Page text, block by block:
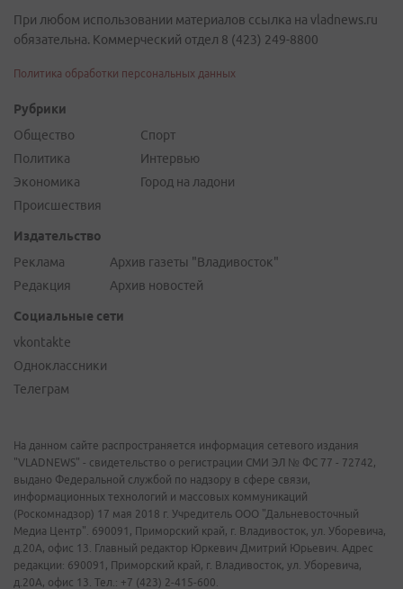
При любом использовании материалов ссылка на vladnews.ru
обязательна. Коммерческий отдел 8 (423) 249-8800
Политика обработки персональных данных
Рубрики
Общество
Политика
Экономика
Происшествия
Спорт
Интервью
Город на ладони
Издательство
Реклама
Редакция
Архив газеты "Владивосток"
Архив новостей
Социальные сети
vkontakte
Одноклассники
Телеграм
На данном сайте распространяется информация сетевого издания
"VLADNEWS" - свидетельство о регистрации СМИ ЭЛ № ФС 77 - 72742,
выдано Федеральной службой по надзору в сфере связи,
информационных технологий и массовых коммуникаций
(Роскомнадзор) 17 мая 2018 г. Учредитель ООО "Дальневосточный
Медиа Центр". 690091, Приморский край, г. Владивосток, ул. Уборевича,
д.20А, офис 13. Главный редактор Юркевич Дмитрий Юрьевич. Адрес
редакции: 690091, Приморский край, г. Владивосток, ул. Уборевича,
д.20А, офис 13. Тел.: +7 (423) 2-415-600.